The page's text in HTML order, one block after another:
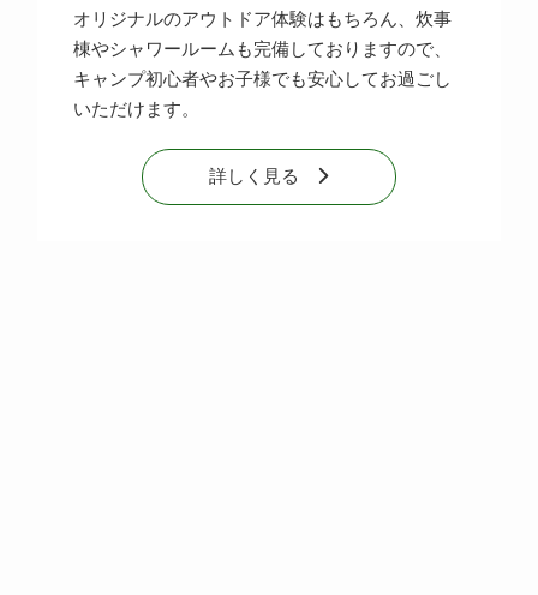
オリジナルのアウトドア体験はもちろん、炊事
棟やシャワールームも完備しておりますので、
キャンプ初心者やお子様でも安心してお過ごし
いただけます。
詳しく見る